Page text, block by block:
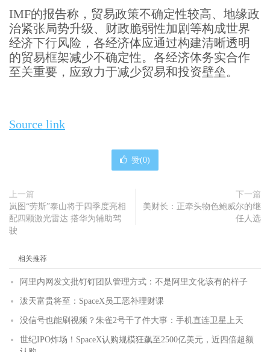
IMF的报告称，贸易政策不确定性较高、地缘政
治紧张局势升级、财政脆弱性加剧等构成世界
经济下行风险，各经济体应通过构建清晰透明
的贸易框架减少不确定性。各经济体务实合作
至关重要，应致力于减少贸易和投资壁垒。
Source link
赞(0)
上一篇
岚图“劳斯”泰山将于四季度亮相
配四颗激光雷达 搭华为辅助驾
驶
下一篇
美财长：正牵头物色鲍威尔的继
任人选
相关推荐
阿里内网发文批钉钉团队管理方式：不是阿里文化该有的样子
泼天富贵将至：SpaceX员工恶补理财课
没信号也能刷视频？朱雀2号干了件大事：手机直连卫星上天
世纪IPO炸场！SpaceX认购规模狂飙至2500亿美元，近四倍超额